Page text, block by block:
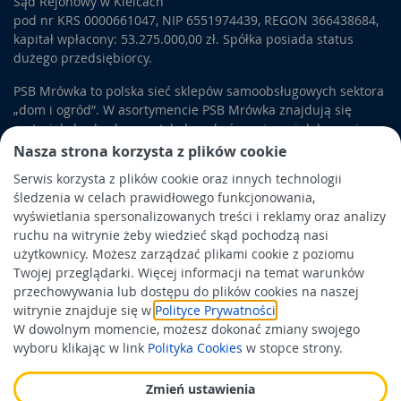
Nasza strona korzysta z plików cookie
Serwis korzysta z plików cookie oraz innych technologii
śledzenia w celach prawidłowego funkcjonowania,
wyświetlania spersonalizowanych treści i reklamy oraz analizy
ruchu na witrynie żeby wiedzieć skąd pochodzą nasi
użytkownicy. Możesz zarządzać plikami cookie z poziomu
Twojej przeglądarki. Więcej informacji na temat warunków
przechowywania lub dostępu do plików cookies na naszej
witrynie znajduje się w Polityce Prywatności
W dowolnym momencie, możesz dokonać zmiany swojego
wyboru klikając w link Polityka Cookies w stopce strony.
Zmień ustawienia
jednolite wykończenie powierzchni. Ozdoby na ścianę do
salonu
mogą też stanowićokleiny samoprzylepne
. Do
montażu tych produktów nie używa się kleju, ponieważ jego
warstwa znajduje się po wewnętrznej stronie materiału
wykończeniowego. Wystarczy zdjąć papier ochronny i
precyzyjnie nałożyć okleinę na powierzchnię ściany lub
mebla. Nieco innypomysł na ścianęmożna zrealizować,
sięgając pofototapety i naklejki. Takiedekoracje ścian
wykonane są w formie pojedynczego obrazka, który staje się
centralnym punktem aranżacji pomieszczenia.
pod nr KRS 0000661047, NIP 6551974439, REGON 366438684,
kapitał wpłacony: 53.275.000,00 zł. Spółka posiada status
dużego przedsiębiorcy.
PSB Mrówka to polska sieć sklepów samoobsługowych sektora
„dom i ogród”. W asortymencie PSB Mrówka znajdują się
materiały budowlane, artykuły wykończeniowe i dekoracyjne,
wyposażenie łazienek i kuchni, elektronarzędzia, a także
artykuły związane z ogrodem i otoczeniem domu.
Obowiązek informacyjny
Polityka prywatności
Polityka Cookies
Odbiór zużytego sprzętu
Wspierają nas: